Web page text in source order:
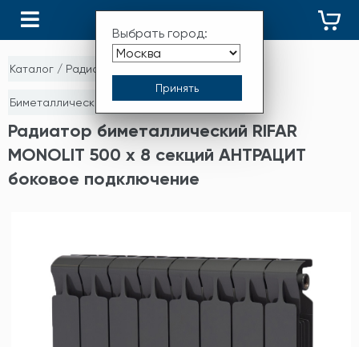
Выбрать город:
Каталог / Радиаторы отопления
Биметаллические монолитные радиаторы
Радиатор биметаллический RIFAR
MONOLIT 500 х 8 секций АНТРАЦИТ
боковое подключение